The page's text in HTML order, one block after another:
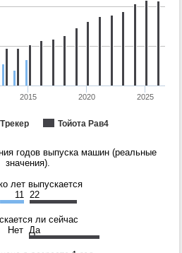
Тойота Рав4
2015 2020 2025
годов выпуска машин (реальные
значения).
лет выпускается
11
22
ли сейчас
Нет Да